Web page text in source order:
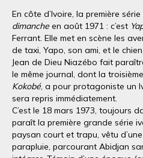
En côte d’Ivoire, la première
dimanche en août 1971 : c’est
Ferrant. Elle met en scène les
de taxi, Yapo, son ami, et le
Jean de Dieu Niazébo fait
le même journal, dont la
Kokobé, a pour protagoniste un
sera repris immédiatement.
C’est le 18 mars 1973, toujours
paraît la première grande série
paysan court et trapu, vêtu
parapluie, parcourant Abidjan